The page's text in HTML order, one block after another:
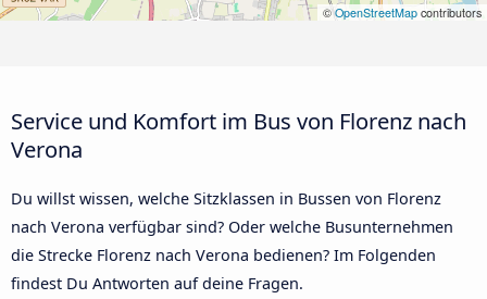
©OpenStreetMap contributors
Service und Komfort im Bus von Florenz nach
Verona
Du willst wissen, welche Sitzklassen in Bussen von Florenz
nach Verona verfügbar sind? Oder welche Busunternehmen
die Strecke Florenz nach Verona bedienen? Im Folgenden
findest Du Antworten auf deine Fragen.